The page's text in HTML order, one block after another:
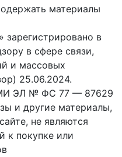
материалы
зарегистрировано в
в сфере связи,
и массовых
25.06.2024.
ЭЛ № ФС 77 — 87629
и другие материалы,
не являются
к покупке или